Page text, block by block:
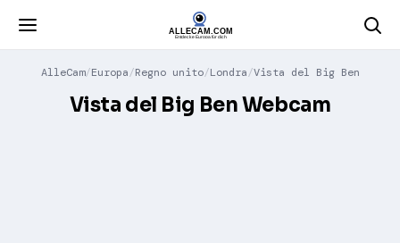
AlleCam Europa Regno unito Londra Vista del Big Ben
Vista del Big Ben Webcam